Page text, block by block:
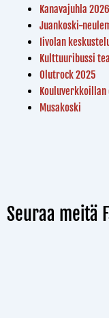
Kanavajuhla 2026
Juankoski-
Iivolan
Kulttuuribussi
Olutrock 2025
Musakoski
Seuraa meitä